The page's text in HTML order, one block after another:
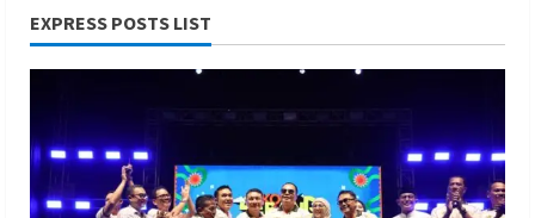
Berita Nasional Berita Politik
Sosialisasi Susunan Pengurus DPC PPP
Kabupaten Banyumas
EXPRESS POSTS LIST